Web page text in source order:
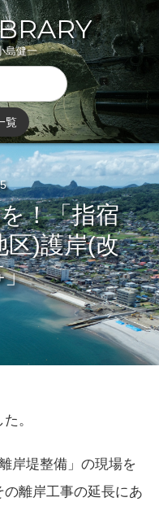
島健一
覧
！「指宿
区)護岸(改
」
。
岸堤整備」の現場を
離岸工事の延長にあ